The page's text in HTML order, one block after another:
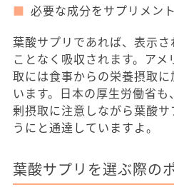
必要な成分をサプリメン
葉酸サプリであれば、表示
ことなく吸収されます。ア
取には食事からの栄養摂取
います。日本の厚生労働省
剰摂取に注意しながら葉酸
うにと通達していますよ。
葉酸サプリを選ぶ際の